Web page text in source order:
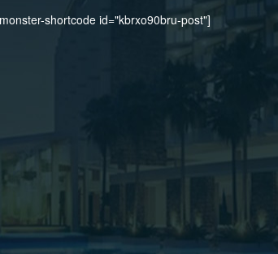
shortcode id="kbrxo90bru-post"]